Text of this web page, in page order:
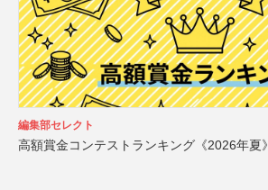
編集部セレクト
高額賞金コンテストランキング《2026年夏》